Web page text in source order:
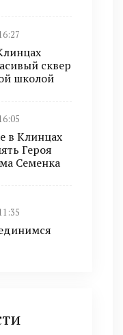
сквер
школой
в Клинцах
Героя
Семенка